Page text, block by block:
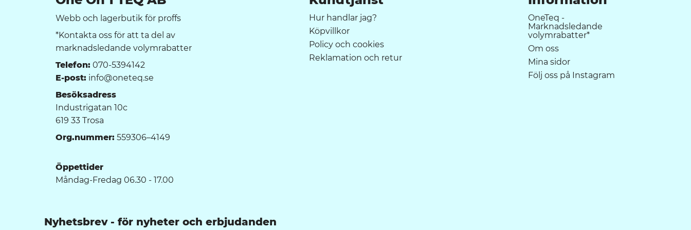
Webb och lagerbutik för proffs
*Kontakta oss för att ta del av
marknadsledande volymrabatter
Telefon: 070-5394142
E-post: info@oneteq.se
Besöksadress
Industrigatan 10c
619 33 Trosa
Org.nummer: 559306–4149
Öppettider
Måndag-Fredag 06.30 - 17.00
Hur handlar jag?
Köpvillkor
Policy och cookies
Reklamation och retur
OneTeq -
Marknadsledande
volymrabatter*
Om oss
Mina sidor
Följ oss på Instagram
Nyhetsbrev